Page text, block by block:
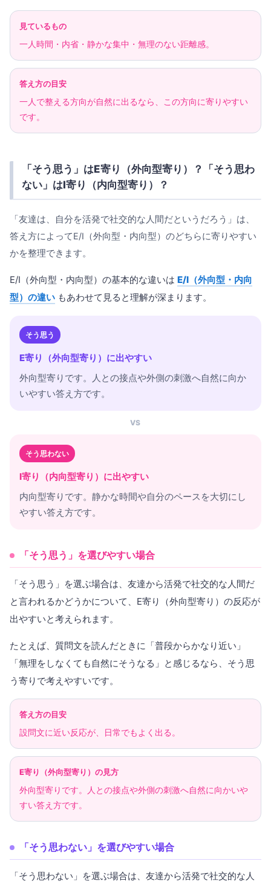
見ているもの
一人時間・内省・静かな集中・無理のない距離感。
答え方の目安
一人で整える方向が自然に出るなら、この方向に寄りやすい
です。
「そう思う」はE寄り（外向型寄り）？「そう思わ
ない」はI寄り（内向型寄り）？
「友達は、自分を活発で社交的な人間だというだろう」は、
答え方によってE/I（外向型・内向型）のどちらに寄りやすい
かを整理できます。
E/I（外向型・内向型）の基本的な違いは E/I（外向型・内向
型）の違い もあわせて見ると理解が深まります。
そう思う
E寄り（外向型寄り）に出やすい
外向型寄りです。人との接点や外側の刺激へ自然に向か
いやすい答え方です。
VS
そう思わない
I寄り（内向型寄り）に出やすい
内向型寄りです。静かな時間や自分のペースを大切にし
やすい答え方です。
「そう思う」を選びやすい場合
「そう思う」を選ぶ場合は、友達から活発で社交的な人間だ
と言われるかどうかについて、E寄り（外向型寄り）の反応が
出やすいと考えられます。
たとえば、質問文を読んだときに「普段からかなり近い」
「無理をしなくても自然にそうなる」と感じるなら、そう思
う寄りで考えやすいです。
答え方の目安
設問文に近い反応が、日常でもよく出る。
E寄り（外向型寄り）の見方
外向型寄りです。人との接点や外側の刺激へ自然に向かいや
すい答え方です。
「そう思わない」を選びやすい場合
「そう思わない」を選ぶ場合は、友達から活発で社交的な人